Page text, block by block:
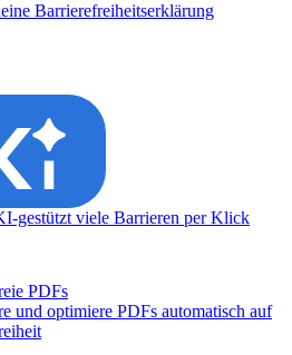
Barrierefreiheitserklärung
gestützt viele Barrieren per Klick
PDFs
und optimiere PDFs automatisch auf